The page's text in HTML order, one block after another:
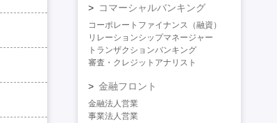
コマーシャルバンキング
コーポレートファイナンス（融資）
リレーションシップマネージャー
トランザクションバンキング
審査・クレジットアナリスト
金融フロント
金融法人営業
事業法人営業